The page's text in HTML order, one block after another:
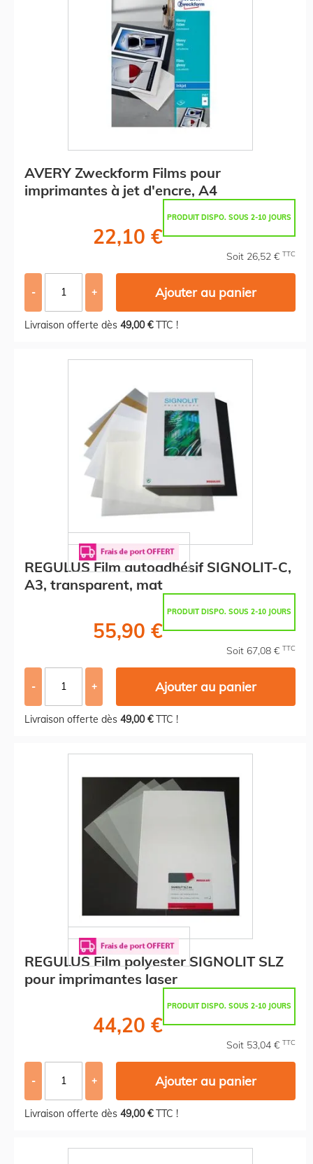
AVERY Zweckform Films pour
imprimantes à jet d'encre, A4
PRODUIT DISPO. SOUS 2-10 JOURS
22,10 €
Soit 26,52 € TTC
- + Ajouter au panier
Livraison offerte dès 49,00 €TTC !
REGULUS Film autoadhésif SIGNOLIT-C,
A3, transparent, mat
PRODUIT DISPO. SOUS 2-10 JOURS
55,90 €
Soit 67,08 € TTC
- + Ajouter au panier
Livraison offerte dès 49,00 €TTC !
REGULUS Film polyester SIGNOLIT SLZ
pour imprimantes laser
PRODUIT DISPO. SOUS 2-10 JOURS
44,20 €
Soit 53,04 € TTC
- + Ajouter au panier
Livraison offerte dès 49,00 €TTC !